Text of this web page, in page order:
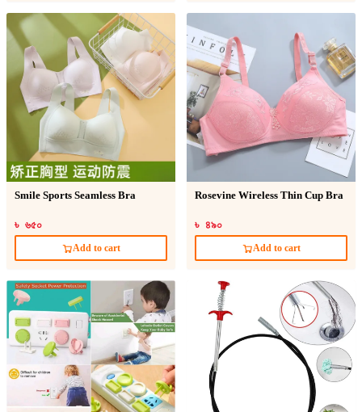
Smile Sports Seamless Bra
৳ ৬৫০
Add to cart
Rosevine Wireless Thin Cup Bra
৳ ৪৯০
Add to cart